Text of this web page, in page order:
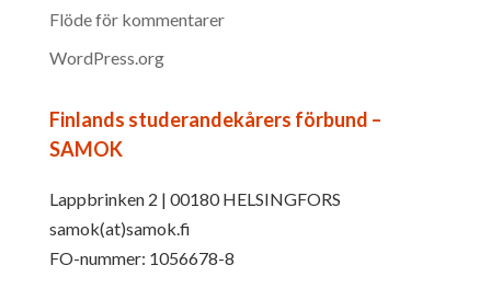
Flöde för kommentarer
WordPress.org
Finlands studerandekårers förbund –
SAMOK
Lappbrinken 2 | 00180 HELSINGFORS
samok(at)samok.fi
FO-nummer: 1056678-8